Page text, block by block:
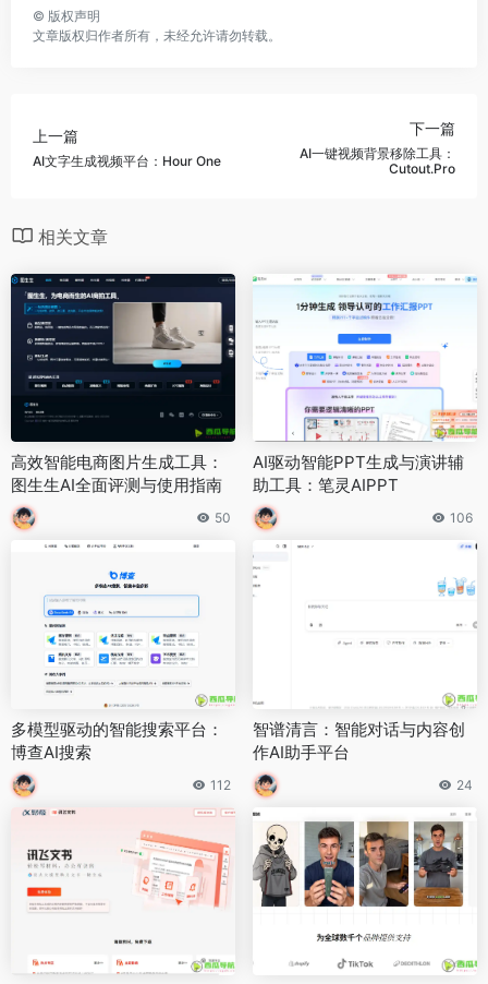
© 版权声明
文章版权归作者所有，未经允许请勿转载。
上一篇
AI文字生成视频平台：Hour One
下一篇
AI一键视频背景移除工具：
Cutout.Pro
相关文章
高效智能电商图片生成工具：
图生生AI全面评测与使用指南
50
AI驱动智能PPT生成与演讲辅
助工具：笔灵AIPPT
106
多模型驱动的智能搜索平台：
博查AI搜索
112
智谱清言：智能对话与内容创
作AI助手平台
24